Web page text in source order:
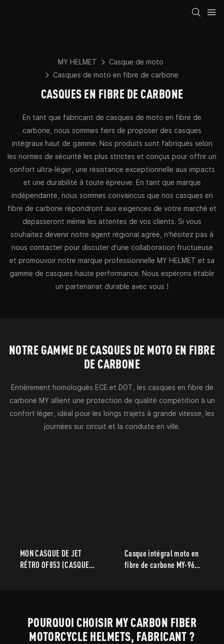
MY HELMET
Casque de moto
Casques de moto en fibre de carbone
CASQUES EN FIBRE DE CARBONE
En tant que fabricant de casques de moto en fibre de
carbone, nous sommes fiers de proposer des casques
intégraux haut de gamme. Nos produits sont fabriqués selon
les normes de sécurité les plus strictes et conçus pour offrir un
confort ultra-léger, une résistance exceptionnelle aux impacts
et une durabilité à toute épreuve. En tant que marque
indépendante, nous sommes convaincus que nos casques en
fibre de carbone répondront aux exigences de votre marché et
dépasseront même les attentes de vos clients. Si vous
souhaitez devenir notre agent régional agréé, n'hésitez pas à
nous contacter pour discuter d'une collaboration fructueuse
et promouvoir notre marque professionnelle MY HELMET et sa
gamme de casques haute performance. Nous espérons établir
un partenariat durable avec vous !
NOTRE GAMME DE CASQUES DE MOTO EN FIBRE
DE CARBONE
Entièrement homologués ECE et DOT, les casques en fibre de
carbone MY allient une protection de qualité compétition à un
confort léger, idéal pour les longs trajets à grande vitesse, les
journées sur circuit et la conduite en ville.
MON CASQUE DE JET
RÉTRO OF853 (CASQUE
Casque intégral moto en
fibre de carbone MY-960
POURQUOI CHOISIR MY CARBON FIBER
MOTORCYCLE HELMETS, FABRICANT ?